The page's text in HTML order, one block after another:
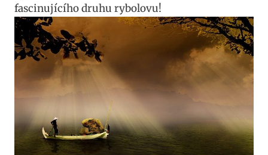
fascinujícího druhu rybolovu!